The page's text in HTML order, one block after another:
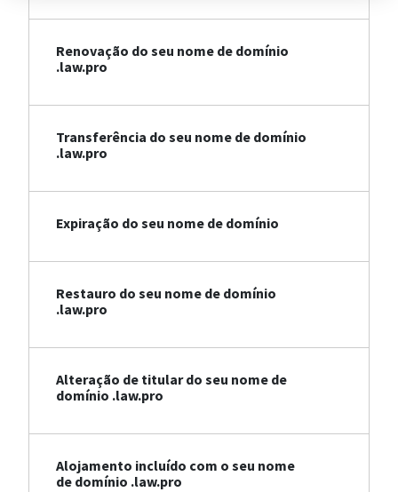
Renovação do seu nome de domínio
.law.pro
Transferência do seu nome de domínio
.law.pro
Expiração do seu nome de domínio
Restauro do seu nome de domínio
.law.pro
Alteração de titular do seu nome de
domínio .law.pro
Alojamento incluído com o seu nome
de domínio .law.pro